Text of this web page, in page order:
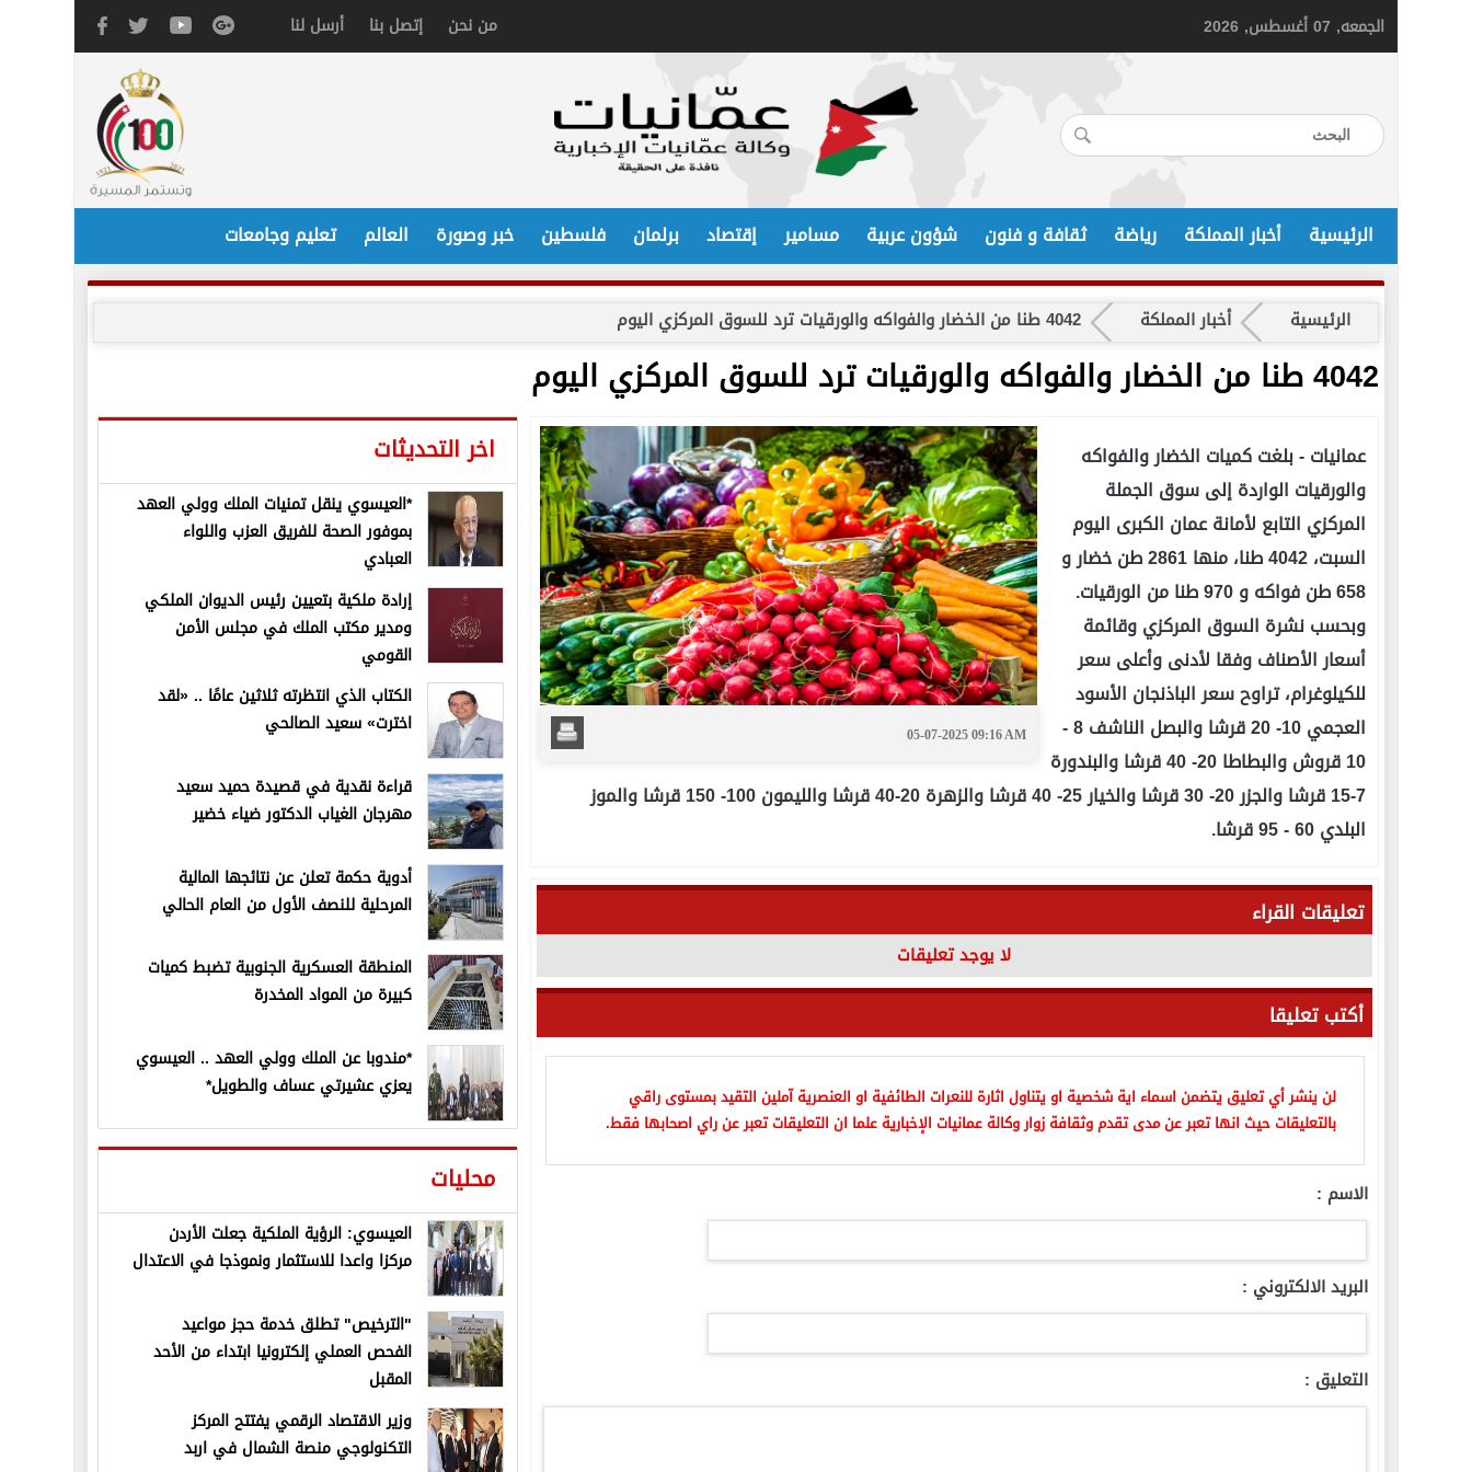
الجمعه, 07 أغسطس, 2026 من نحن إتصل بنا أرسل لنا
الرئيسية أخبار المملكة رياضة ثقافة و فنون شؤون عربية مسامير إقتصاد برلمان فلسطين خبر وصورة العالم تعليم وجامعات
الرئيسية أخبار المملكة 4042 طنا من الخضار والفواكه والورقيات ترد للسوق المركزي اليوم
4042 طنا من الخضار والفواكه والورقيات ترد للسوق المركزي اليوم
05-07-2025 09:16 AM
عمانيات -بلغت كميات الخضار والفواكه
والورقيات الواردة إلى سوق الجملة
المركزي التابع لأمانة عمان الكبرى اليوم
السبت، 4042 طنا، منها 2861 طن خضار و
658 طن فواكه و 970 طنا من الورقيات.
وبحسب نشرة السوق المركزي وقائمة
أسعار الأصناف وفقا لأدنى وأعلى سعر
للكيلوغرام، تراوح سعر الباذنجان الأسود
العجمي 10- 20 قرشا والبصل الناشف 8 -
10 قروش والبطاطا 20- 40 قرشا والبندورة
7-15 قرشا والجزر 20- 30 قرشا والخيار 25- 40 قرشا والزهرة 20-40 قرشا والليمون 100- 150 قرشا والموز
البلدي 60 - 95 قرشا.
تعليقات القراء
لا يوجد تعليقات
أكتب تعليقا
لن ينشر أي تعليق يتضمن اسماء اية شخصية او يتناول اثارة للنعرات الطائفية او العنصرية آملين التقيد بمستوى راقي
بالتعليقات حيث انها تعبر عن مدى تقدم وثقافة زوار وكالة عمانيات الإخبارية علما ان التعليقات تعبر عن راي اصحابها فقط.
الاسم :
البريد الالكتروني :
التعليق :
اخر التحديثات
*العيسوي ينقل تمنيات الملك وولي العهد
بموفور الصحة للفريق العزب واللواء
العبادي
إرادة ملكية بتعيين رئيس الديوان الملكي
ومدير مكتب الملك في مجلس الأمن
القومي
الكتاب الذي انتظرته ثلاثين عامًا .. «لقد
اخترت» سعيد الصالحي
قراءة نقدية في قصيدة حميد سعيد
مهرجان الغياب الدكتور ضياء خضير
أدوية حكمة تعلن عن نتائجها المالية
المرحلية للنصف الأول من العام الحالي
المنطقة العسكرية الجنوبية تضبط كميات
كبيرة من المواد المخدرة
*مندوبا عن الملك وولي العهد .. العيسوي
يعزي عشيرتي عساف والطويل*
محليات
العيسوي: الرؤية الملكية جعلت الأردن
مركزا واعدا للاستثمار ونموذجا في الاعتدال
"الترخيص" تطلق خدمة حجز مواعيد
الفحص العملي إلكترونيا ابتداء من الأحد
المقبل
وزير الاقتصاد الرقمي يفتتح المركز
التكنولوجي منصة الشمال في اربد